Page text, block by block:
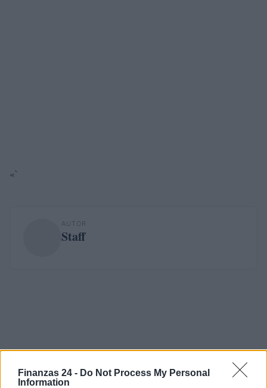
Finanzas 24 - Do Not Process My Personal
Information
«`
AUTOR
Staff